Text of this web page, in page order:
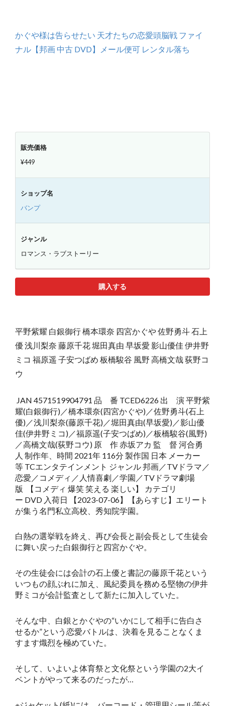
かぐや様は告らせたい 天才たちの恋愛頭脳戦 ファイ
ナル【邦画 中古 DVD】メール便可 レンタル落ち
販売価格
¥449
ショップ名
バンプ
ジャンル
ロマンス・ラブストーリー
購入する
平野紫耀 白銀御行 橋本環奈 四宮かぐや 佐野勇斗 石上
優 浅川梨奈 藤原千花 堀田真由 早坂愛 影山優佳 伊井野
ミコ 福原遥 子安つばめ 板橋駿谷 風野 高橋文哉 荻野コ
ウ
JAN 4571519904791 品 番 TCED6226 出 演 平野紫
耀(白銀御行)／橋本環奈(四宮かぐや)／佐野勇斗(石上
優)／浅川梨奈(藤原千花)／堀田真由(早坂愛)／影山優
佳(伊井野ミコ)／福原遥(子安つばめ)／板橋駿谷(風野)
／高橋文哉(荻野コウ) 原 作 赤坂アカ 監 督 河合勇
人 制作年、時間 2021年 116分 製作国 日本 メーカー
等 TCエンタテインメント ジャンル 邦画／TVドラマ／
恋愛／コメディ／人情喜劇／学園／TVドラマ劇場
版 【コメディ 爆笑 笑える 楽しい】 カテゴリ
ー DVD 入荷日 【2023-07-06】【あらすじ】エリート
が集う名門私立高校、秀知院学園。
白熱の選挙戦を終え、再び会長と副会長として生徒会
に舞い戻った白銀御行と四宮かぐや。
その生徒会には会計の石上優と書記の藤原千花という
いつもの顔ぶれに加え、風紀委員を務める堅物の伊井
野ミコが会計監査として新たに加入していた。
そんな中、白銀とかぐやの“いかにして相手に告白さ
せるか”という恋愛バトルは、決着を見ることなくま
すます熾烈を極めていた。
そして、いよいよ体育祭と文化祭という学園の2大イ
ベントがやって来るのだったが…